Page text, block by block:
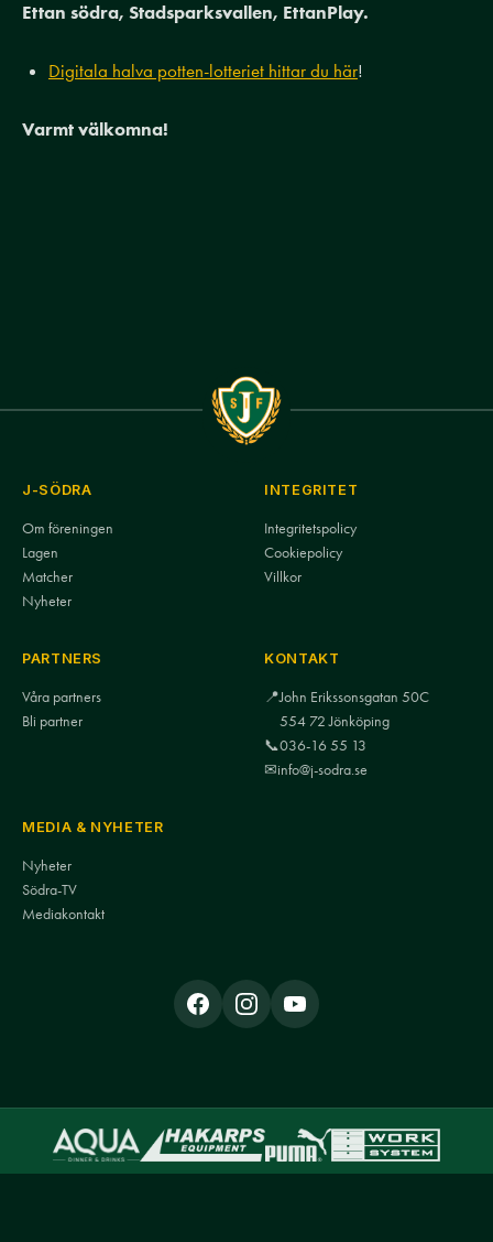
Ettan södra, Stadsparksvallen, EttanPlay.
Digitala halva potten-lotteriet hittar du här!
Varmt välkomna!
J-SÖDRA
Om föreningen
Lagen
Matcher
Nyheter
INTEGRITET
Integritetspolicy
Cookiepolicy
Villkor
PARTNERS
Våra partners
Bli partner
KONTAKT
📍John Erikssonsgatan 50C
554 72 Jönköping
📞036-16 55 13
✉info@j-sodra.se
MEDIA & NYHETER
Nyheter
Södra-TV
Mediakontakt